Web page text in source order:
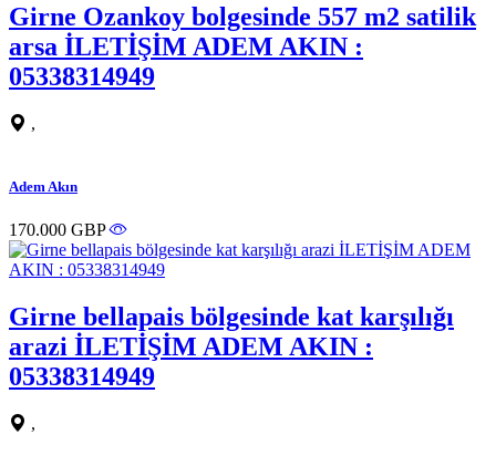
Girne Ozankoy bolgesinde 557 m2 satilik
arsa İLETİŞİM ADEM AKIN :
05338314949
,
Adem Akın
170.000 GBP
Girne bellapais bölgesinde kat karşılığı
arazi İLETİŞİM ADEM AKIN :
05338314949
,